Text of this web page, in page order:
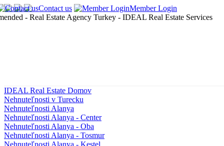
Contact us Member Login
IDEAL Real Estate Domov
Nehnuteľnosti v Turecku
Nehnuteľnosti Alanya
Nehnuteľnosti Alanya - Center
Nehnuteľnosti Alanya - Oba
Nehnuteľnosti Alanya - Tosmur
Nehnuteľnosti Alanya - Kestel